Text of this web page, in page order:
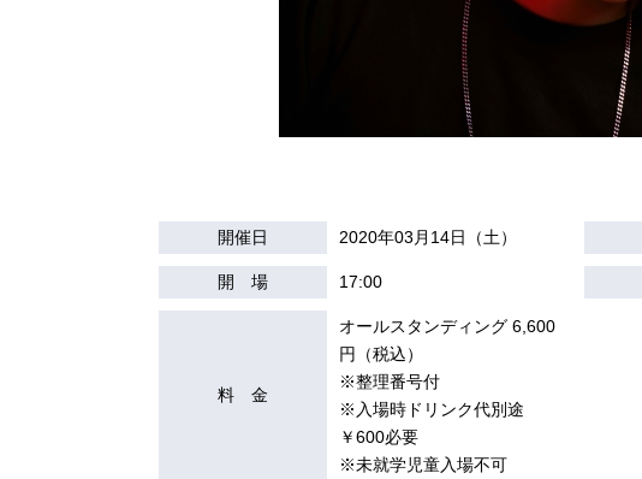
開催日 2020年03月14日（土）
開 場 17:00
料 金
オールスタンディング 6,600
円（税込）
※整理番号付
※入場時ドリンク代別途
￥600必要
※未就学児童入場不可